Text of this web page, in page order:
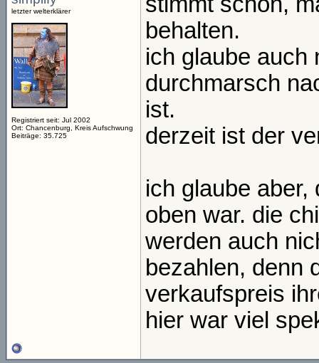
letzter welterklärer
Registriert seit: Jul 2002
Ort: Chancenburg, Kreis Aufschwung
Beiträge: 35.725
behalten.
ich glaube auch
durchmarsch
ist.
derzeit ist der
ich glaube
oben war. die
werden auch
bezahlen, denn
verkaufspreis
hier war viel